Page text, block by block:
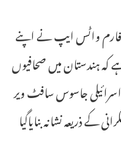
واٹس ایپ نے اپنے
کہ ہندستان میں صحافیوں
جاسوس سافٹ ویر
ذریعہ نشانہ بنایاگیا